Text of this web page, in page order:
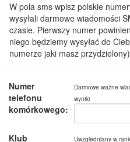
W pola sms wpisz polskie
wysyłali darmowe wiadomości
czasie. Pierwszy numer
niego będziemy wysyłać do
numerze jaki masz
Numer
telefonu
komórkowego:
Darmowe ważne
wyniki
Klub
Uwzgledniany w